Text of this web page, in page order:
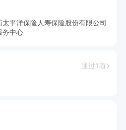
平洋保险人寿保险股份有限公司
务中心
通过1项